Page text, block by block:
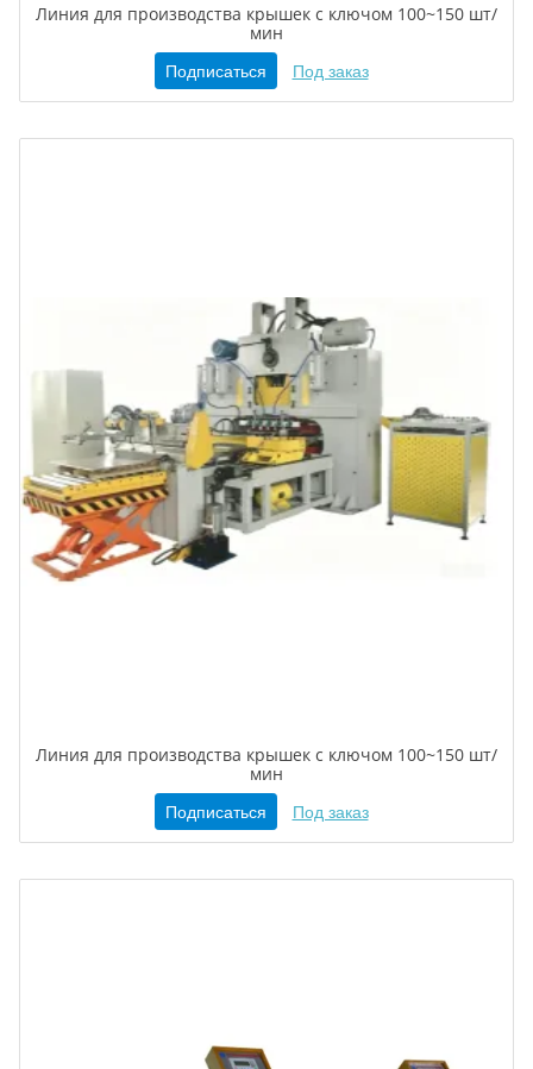
Линия для производства крышек с ключом 100~150 шт/
мин
Подписаться Под заказ
Линия для производства крышек с ключом 100~150 шт/
мин
Подписаться Под заказ